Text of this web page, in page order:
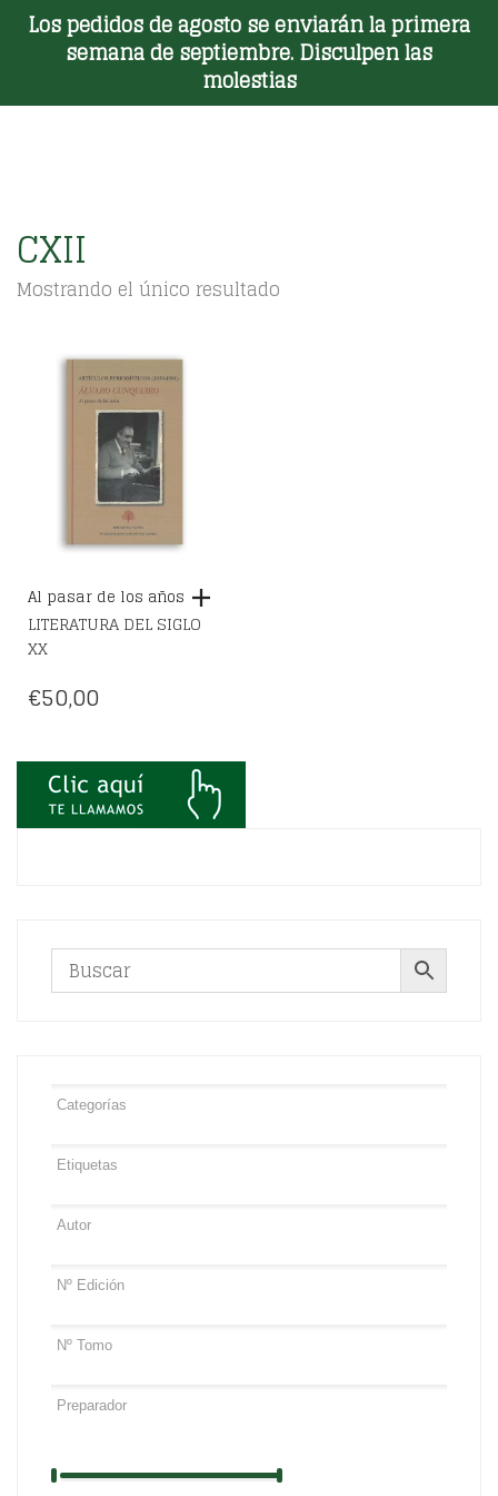
Los pedidos de agosto se enviarán la primera
semana de septiembre. Disculpen las
molestias
Toggle Menu
CXII
Mostrando el único resultado
Al pasar de los años
LITERATURA DEL SIGLO
XX
€50,00